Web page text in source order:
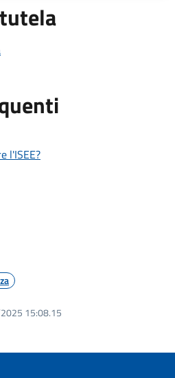
l'ISEE?
15:08.15